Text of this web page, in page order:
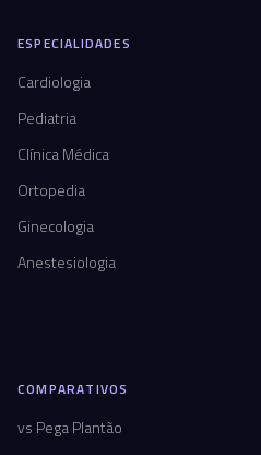
ESPECIALIDADES
Cardiologia
Pediatria
Clínica Médica
Ortopedia
Ginecologia
Anestesiologia
COMPARATIVOS
vs Pega Plantão